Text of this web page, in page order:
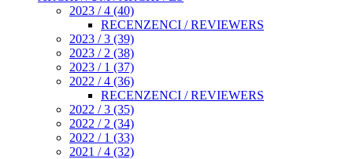
2023 / 4 (40)
RECENZENCI / REVIEWERS
2023 / 3 (39)
2023 / 2 (38)
2023 / 1 (37)
2022 / 4 (36)
RECENZENCI / REVIEWERS
2022 / 3 (35)
2022 / 2 (34)
2022 / 1 (33)
2021 / 4 (32)